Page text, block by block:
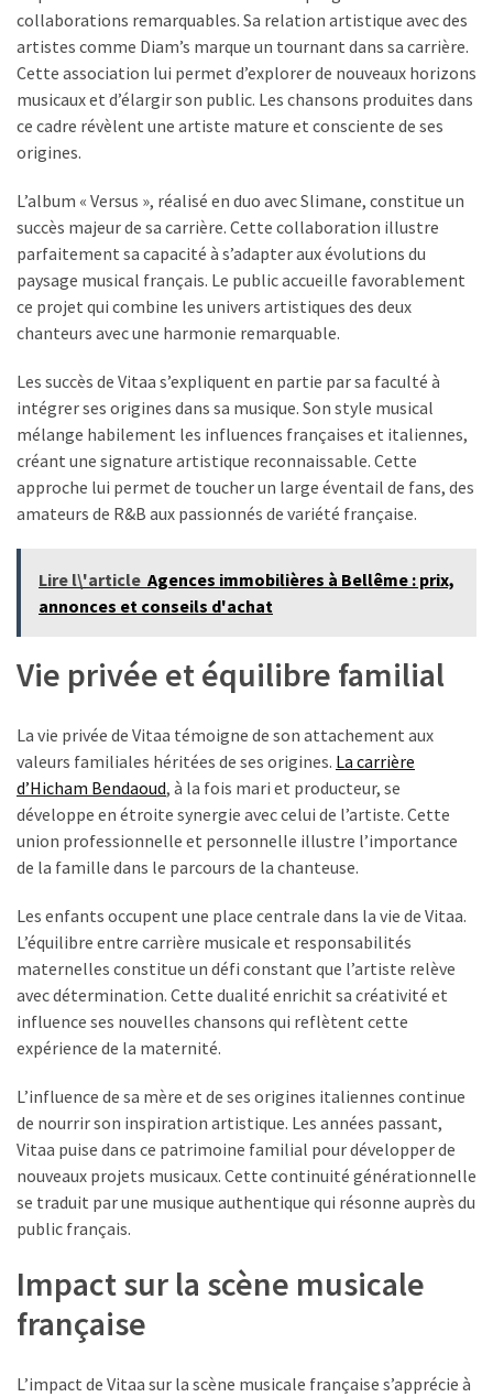
collaborations remarquables. Sa relation artistique avec des
artistes comme Diam’s marque un tournant dans sa carrière.
Cette association lui permet d’explorer de nouveaux horizons
musicaux et d’élargir son public. Les chansons produites dans
ce cadre révèlent une artiste mature et consciente de ses
origines.
L’album « Versus », réalisé en duo avec Slimane, constitue un
succès majeur de sa carrière. Cette collaboration illustre
parfaitement sa capacité à s’adapter aux évolutions du
paysage musical français. Le public accueille favorablement
ce projet qui combine les univers artistiques des deux
chanteurs avec une harmonie remarquable.
Les succès de Vitaa s’expliquent en partie par sa faculté à
intégrer ses origines dans sa musique. Son style musical
mélange habilement les influences françaises et italiennes,
créant une signature artistique reconnaissable. Cette
approche lui permet de toucher un large éventail de fans, des
amateurs de R&B aux passionnés de variété française.
Lire l\'article Agences immobilières à Bellême : prix,
annonces et conseils d'achat
Vie privée et équilibre familial
La vie privée de Vitaa témoigne de son attachement aux
valeurs familiales héritées de ses origines. La carrière
d’Hicham Bendaoud, à la fois mari et producteur, se
développe en étroite synergie avec celui de l’artiste. Cette
union professionnelle et personnelle illustre l’importance
de la famille dans le parcours de la chanteuse.
Les enfants occupent une place centrale dans la vie de Vitaa.
L’équilibre entre carrière musicale et responsabilités
maternelles constitue un défi constant que l’artiste relève
avec détermination. Cette dualité enrichit sa créativité et
influence ses nouvelles chansons qui reflètent cette
expérience de la maternité.
L’influence de sa mère et de ses origines italiennes continue
de nourrir son inspiration artistique. Les années passant,
Vitaa puise dans ce patrimoine familial pour développer de
nouveaux projets musicaux. Cette continuité générationnelle
se traduit par une musique authentique qui résonne auprès du
public français.
Impact sur la scène musicale
française
L’impact de Vitaa sur la scène musicale française s’apprécie à